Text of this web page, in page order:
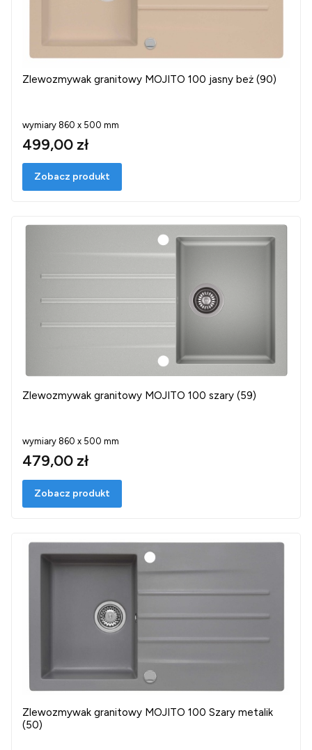
Zlewozmywak granitowy MOJITO 100 jasny beż (90)
wymiary 860 x 500 mm
499,00 zł
Zobacz produkt
Zlewozmywak granitowy MOJITO 100 szary (59)
wymiary 860 x 500 mm
479,00 zł
Zobacz produkt
Zlewozmywak granitowy MOJITO 100 Szary metalik
(50)